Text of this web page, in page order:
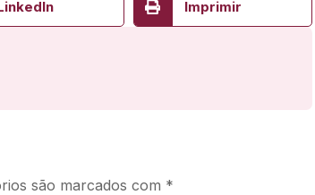
Imprimir
são marcados com *